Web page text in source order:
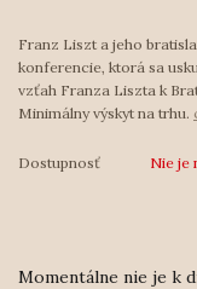
Franz Liszt a jeho
konferencie, ktorá sa
vzťah Franza Liszta k
Minimálny výskyt na trhu.
Dostupnosť Nie je
Momentálne nie je k